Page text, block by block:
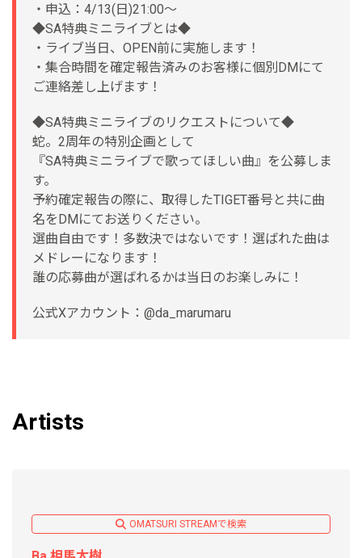
・申込：4/13(日)21:00〜
◆SA特典ミニライブとは◆
・ライブ当日、OPEN前に実施します！
・集合時間を確定報告済みのお客様に個別DMにて
ご連絡差し上げます！
◆SA特典ミニライブのリクエストについて◆
蛇。2周年の特別企画として
『SA特典ミニライブで歌ってほしい曲』を公募しま
す。
予約確定報告の際に、取得したTIGET番号と共に曲
名をDMにてお送りください。
選曲自由です！多数決ではないです！選ばれた曲は
メドレーになります！
誰の応募曲が選ばれるかは当日のお楽しみに！
公式Xアカウント：@da_marumaru
Artists
OMATSURI STREAMで検索